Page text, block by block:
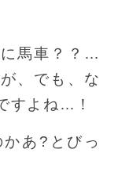
馬車？？…
、でも、な
すよね…！
あ?とびっ